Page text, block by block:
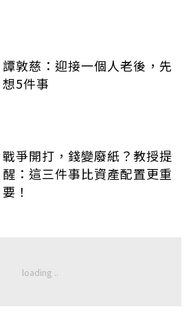
譚敦慈：迎接一個人老後，先
想5件事
戰爭開打，錢變廢紙？教授提
醒：這三件事比資產配置更重
要！